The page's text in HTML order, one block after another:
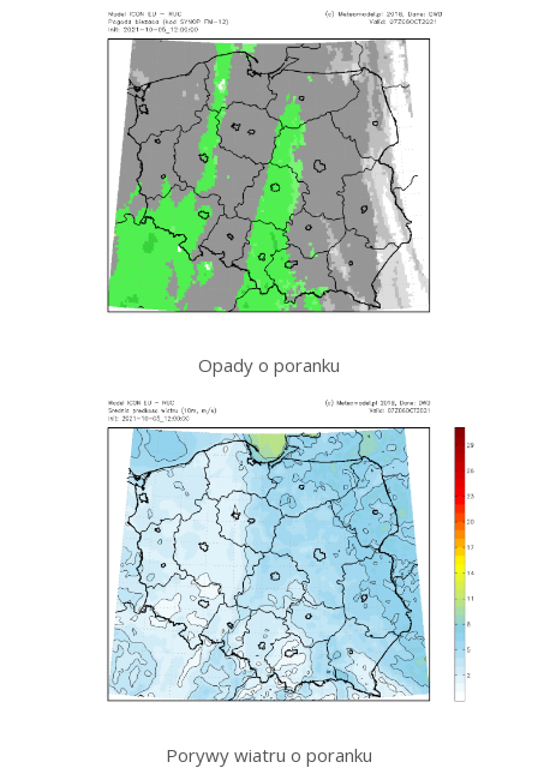
Opady o poranku
Porywy wiatru o poranku